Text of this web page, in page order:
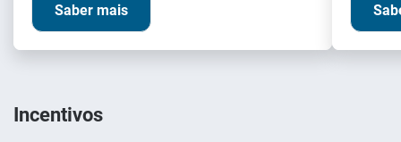
Saber mais
Incentivos